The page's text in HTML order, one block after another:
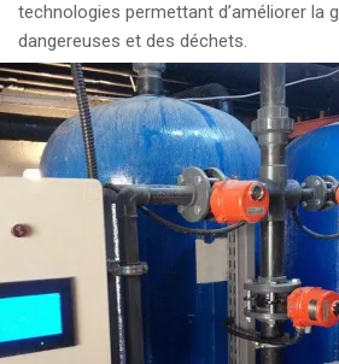
technologies permettant d’améliorer la
dangereuses et des déchets.